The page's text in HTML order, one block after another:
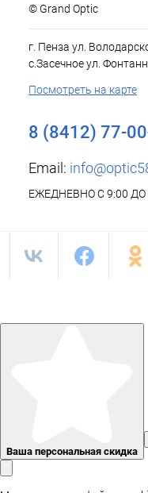
© Grand Optic
г. Пенза ул.
с.Засечное ул.
Посмотреть на карте
8 (8412) 77-
Email:
ЕЖЕДНЕВНО С 9:00 ДО
Ваша персональная скидка